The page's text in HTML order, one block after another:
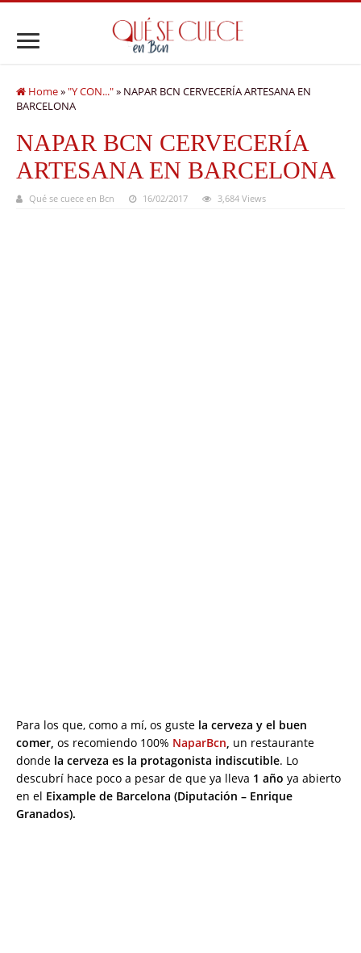
Home»"Y CON..."» NAPAR BCN CERVECERÍA ARTESANA EN
BARCELONA
NAPAR BCN CERVECERÍA
ARTESANA EN BARCELONA
Qué se cuece en Bcn 16/02/2017 3,684 Views
Para los que, como a mí, os guste la cerveza y el buen
comer, os recomiendo 100% NaparBcn, un restaurante
donde la cerveza es la protagonista indiscutible. Lo
descubrí hace poco a pesar de que ya lleva 1 año ya abierto
en el Eixample de Barcelona (Diputación – Enrique
Granados).